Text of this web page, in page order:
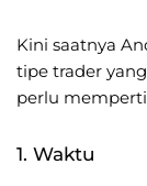
Kini saatnya
tipe trader
perlu
1. Waktu